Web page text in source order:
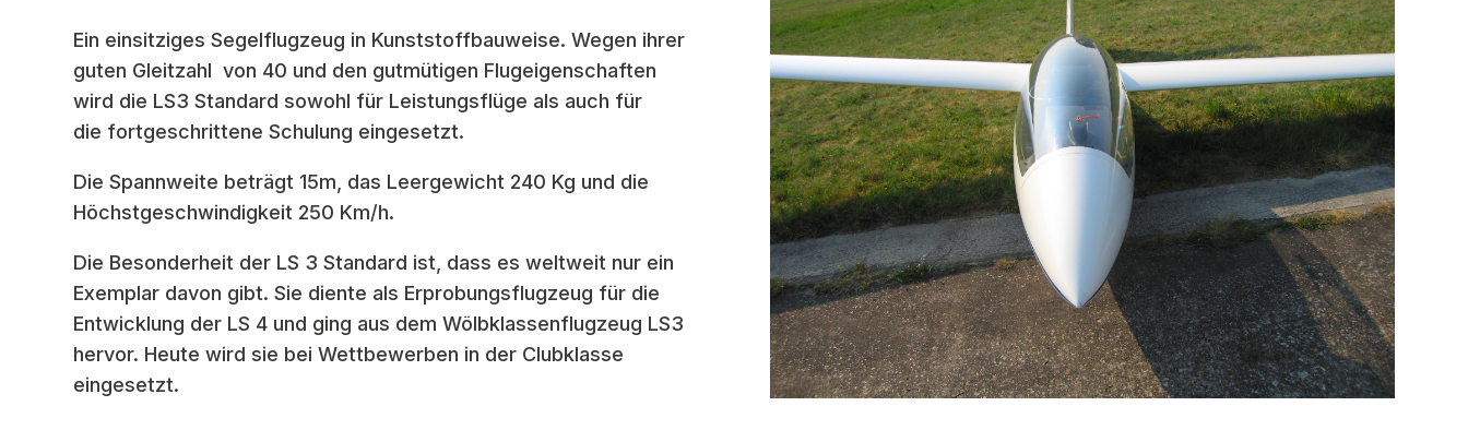
Ein einsitziges Segelflugzeug in Kunststoffbauweise.Wegen ihrer
guten Gleitzahl von 40 und den gutmütigen Flugeigenschaften
wird die LS3 Standard sowohl für Leistungsflüge als auch für
die fortgeschrittene Schulung eingesetzt.
Die Spannweite beträgt 15m, das Leergewicht 240 Kg und die
Höchstgeschwindigkeit 250 Km/h.
Die Besonderheit der LS 3 Standard ist, dass es weltweit nur ein
Exemplar davon gibt. Sie diente als Erprobungsflugzeug für die
Entwicklung der LS 4 und ging aus dem Wölbklassenflugzeug LS3
hervor. Heute wird sie bei Wettbewerben in der Clubklasse
eingesetzt.